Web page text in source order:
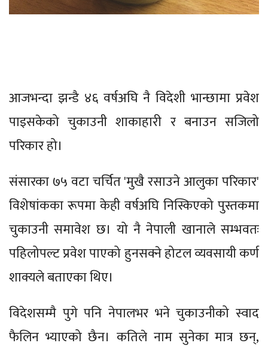
आजभन्दा झन्डै ४६ वर्षअघि नै विदेशी भान्छामा प्रवेश
पाइसकेको चुकाउनी शाकाहारी र बनाउन सजिलो
परिकार हो।
संसारका ७५ वटा चर्चित 'मुखै रसाउने आलुका परिकार'
विशेषांकका रूपमा केही वर्षअघि निस्किएको पुस्तकमा
चुकाउनी समावेश छ। यो नै नेपाली खानाले सम्भवतः
पहिलोपल्ट प्रवेश पाएको हुनसक्ने होटल व्यवसायी कर्ण
शाक्यले बताएका थिए।
विदेशसम्मै पुगे पनि नेपालभर भने चुकाउनीको स्वाद
फैलिन भ्याएको छैन। कतिले नाम सुनेका मात्र छन्,